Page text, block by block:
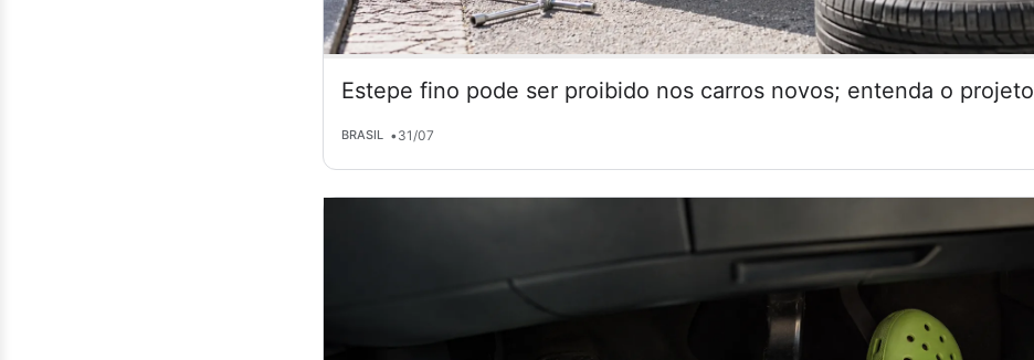
Estepe fino pode ser proibido nos carros novos; entenda o projeto
BRASIL •31/07